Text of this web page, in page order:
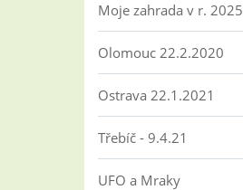
Moje zahrada v r. 2025
Olomouc 22.2.2020
Ostrava 22.1.2021
Třebíč - 9.4.21
UFO a Mraky